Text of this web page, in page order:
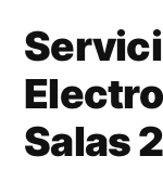
Salas